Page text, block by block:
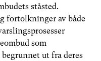
ståsted.
fortolkninger av både
som
ut fra deres